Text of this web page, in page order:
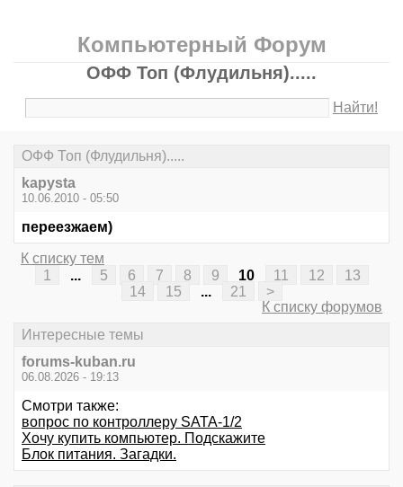
Компьютерный Форум
ОФФ Топ (Флудильня).....
Найти!
ОФФ Топ (Флудильня).....
kapysta
10.06.2010 - 05:50
переезжаем)
К списку тем
1
5 6 7 8 9 10 11 12
13
14
15 21
>
К списку форумов
Интересные темы
forums-kuban.ru
06.08.2026 - 19:13
Смотри также:
вопрос по контроллеру SATA-1/2
Хочу купить компьютер. Подскажите
Блок питания. Загадки.